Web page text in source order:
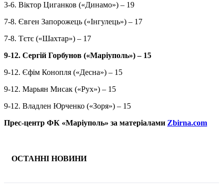
3-6. Віктор Циганков («Динамо») – 19
7-8. Євген Запорожець («Інгулець») – 17
7-8. Тєтє («Шахтар») – 17
9-12. Сергій Горбунов («Маріуполь») – 15
9-12. Єфім Конопля («Десна») – 15
9-12. Марьян Мисак («Рух») – 15
9-12. Владлен Юрченко («Зоря») – 15
Прес-центр ФК «Маріуполь» за матеріалами Zbirna.com
ОСТАННІ НОВИНИ